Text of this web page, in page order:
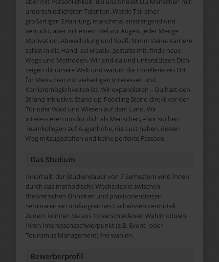
unterschiedlichsten Talenten. Werde Teil einer
großartigen Erfahrung, manchmal anstrengend und
verrückt, aber mit einem Ziel vor Augen, jeder Menge
Motivation, Abwechslung und Spaß. Nimm Deine Karriere
selbst in die Hand, sei kreativ, gestalte mit, finde neue
Wege und Methoden. Wir sind da und unterstützen Dich,
zeigen dir unsere Welt und warum die Hotellerie ein Ort
für Menschen mit vielseitigen Interessen und
Karrieremöglichkeiten ist. Wir expandieren – Du hast den
Strand inklusive. Stand-up-Paddling Stand direkt vor der
Tür oder Wald und Wiesen auf dem Land. Wir
interessieren uns für dich als Menschen, – wir suchen
Teamkollegen auf Augenhöhe, die Lust haben, diesen
Weg mitzugestalten und keine perfekte Fassade.
Das Studium
Innerhalb der Studiendauer von 7 Semestern wird Ihnen
durch das methodische Wechselspiel zwischen
theoretischen Einheiten und praxisorientierten
Seminaren ein umfangreiches Fachwissen vermittelt.
Zudem können Sie aus 10 verschiedenen Wahlmodulen
Ihren Interessensschwerpunkt (z.B. Event- oder
Tourismus Management) frei wählen.
Bewerberprofil